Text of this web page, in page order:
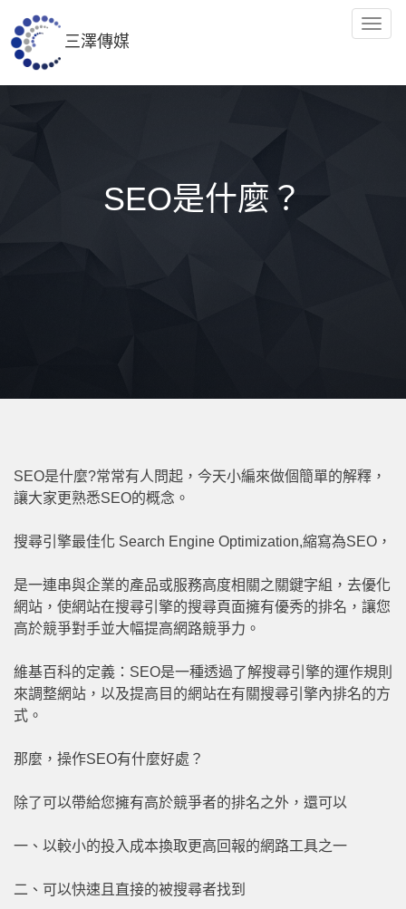
三澤傳媒
SEO是什麼？
SEO是什麼?常常有人問起，今天小編來做個簡單的解釋，
讓大家更熟悉SEO的概念。
搜尋引擎最佳化 Search Engine Optimization,縮寫為SEO，
是一連串與企業的產品或服務高度相關之關鍵字組，去優化
網站，使網站在搜尋引擎的搜尋頁面擁有優秀的排名，讓您
高於競爭對手並大幅提高網路競爭力。
維基百科的定義：SEO是一種透過了解搜尋引擎的運作規則
來調整網站，以及提高目的網站在有關搜尋引擎內排名的方
式。
那麼，操作SEO有什麼好處？
除了可以帶給您擁有高於競爭者的排名之外，還可以
一、以較小的投入成本換取更高回報的網路工具之一
二、可以快速且直接的被搜尋者找到